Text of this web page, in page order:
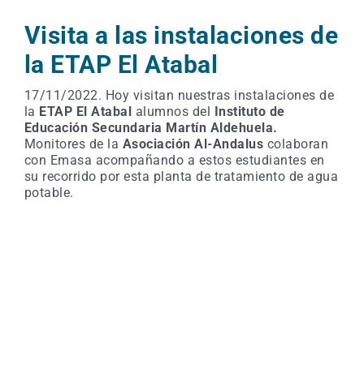
Visita a las instalaciones de
la ETAP El Atabal
17/11/2022. Hoy visitan nuestras instalaciones de
la ETAP El Atabal alumnos del Instituto de
Educación Secundaria Martín Aldehuela.
Monitores de la Asociación Al-Andalus colaboran
con Emasa acompañando a estos estudiantes en
su recorrido por esta planta de tratamiento de agua
potable.